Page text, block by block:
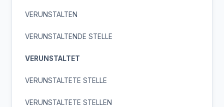
VERUNSTALTEN
VERUNSTALTENDE STELLE
VERUNSTALTET
VERUNSTALTETE STELLE
VERUNSTALTETE STELLEN